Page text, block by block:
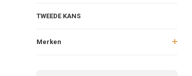
TWEEDE KANS
Merken